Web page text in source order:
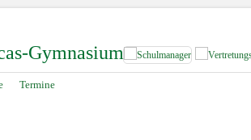
Gymnasium
Termine